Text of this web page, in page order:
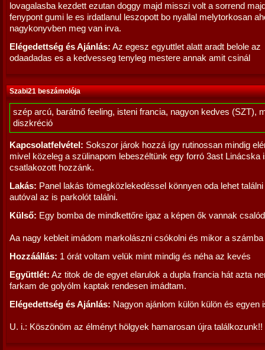
lovagalasba kezdett ezutan doggy majd misszi volt a sorrend
fenypont gumi le es irdatlanul leszopott bo nyallal melytorkosan
nagykonyvben meg van irva.
Elégedettség és Ajánlás: Az egesz egyuttlet alatt aradt belole az
odaadadas es a kedvesseg tenyleg mestere annak amit csinál
Szabi21 beszámolója
szép arcú, barátnő feeling, isteni francia, nagyon kedves (SZT),
diszkréció
Kapcsolatfelvétel: Sokszor járok hozzá így rutinossan mindig
mivel közeleg a szülinapom lebeszéltünk egy forró 3ast Linácska
csatlakozott hozzánk.
Lakás: Panel lakás tömegközlekedéssel könnyen oda lehet
autóval az is parkolót találni.
Külső: Egy bomba de mindkettőre igaz a képen ők vannak
Aa nagy kebleit imádom markolászni csókolni és mikor a
Hozzáállás: 1 órát voltam velük mint mindig és néha az kevés
Együttlét: Az titok de de egyet elarulok a dupla francia hát azta
farkam de golyólm kaptak rendesen imádtam.
Elégedettség és Ajánlás: Nagyon ajánlom külön külön és egyen
U. i.: Köszönöm az élményt hölgyek hamarosan újra találkozunk!!